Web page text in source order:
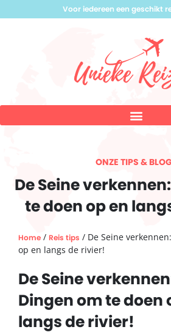
Voor iedereen een geschikt
ONZE TIPS &
De Seine
te doen op en
Home / Reis tips / De Seine
op en langs de rivier!
De Seine
Dingen om te doen
langs de rivier!